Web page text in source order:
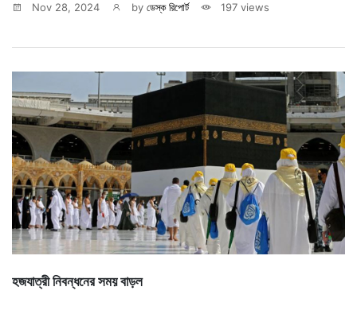
Nov 28, 2024 by ডেস্ক রিপোর্ট 197 views
হজযাত্রী নিবন্ধনের সময় বাড়ল